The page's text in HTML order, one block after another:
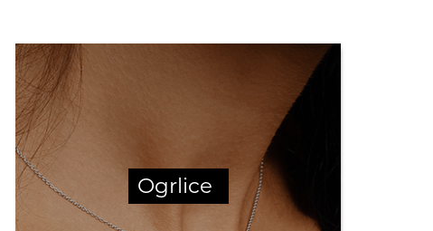
Ogrlice